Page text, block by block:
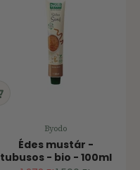
Byodo
Édes mustár -
tubusos - bio - 100ml